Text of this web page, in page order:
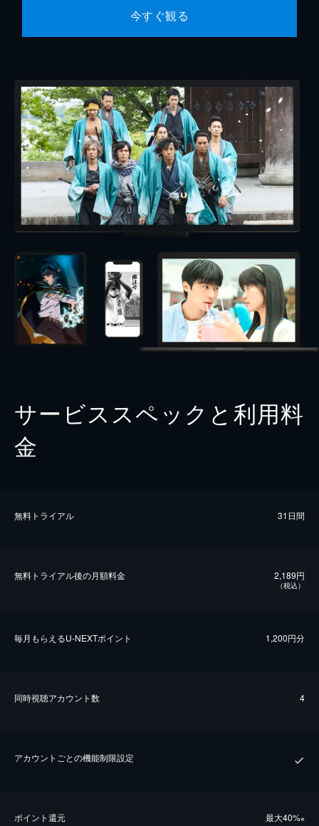
今すぐ観る
サービススペックと利用料
金
無料トライアル 31日間
無料トライアル後の⽉額料金 2,189円
（税込）
毎⽉もらえるU-NEXTポイント 1,200円分
同時視聴アカウント数 4
アカウントごとの機能制限設定
ポイント還元 最⼤40%※